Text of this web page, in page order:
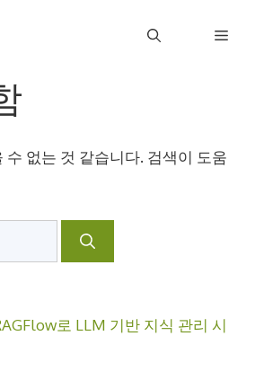
수 없는 것 같습니다. 검색이 도움
로 LLM 기반 지식 관리 시